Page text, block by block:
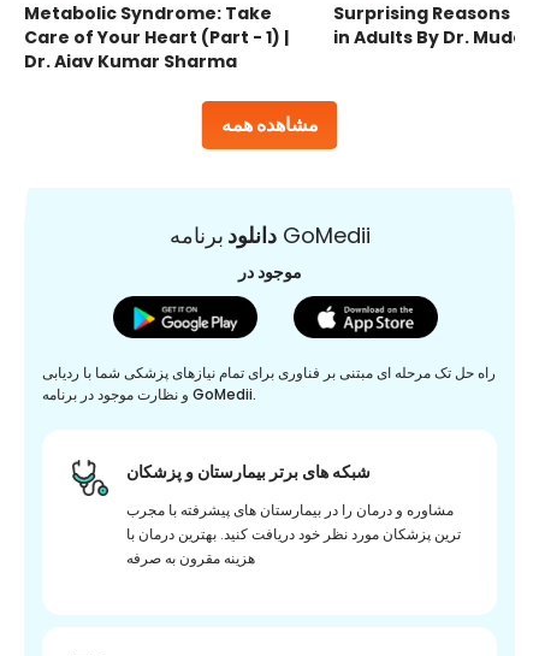
مشاهده همه
Metabolic Syndrome: Take
Care of Your Heart (Part - 1) |
Dr. Ajay Kumar Sharma
Surprising Reasons
in Adults By Dr.
دانلودبرنامه GoMedii
موجود در
راه حل تک مرحله ای مبتنی بر فناوری برای تمام نیازهای پزشکی شما با ردیابی
و نظارت موجود در برنامه GoMedii.
شبکه های برتر بیمارستان و پزشکان
مشاوره و درمان را در بیمارستان های پیشرفته با مجرب
ترین پزشکان مورد نظر خود دریافت کنید. بهترین درمان با
هزینه مقرون به صرفه